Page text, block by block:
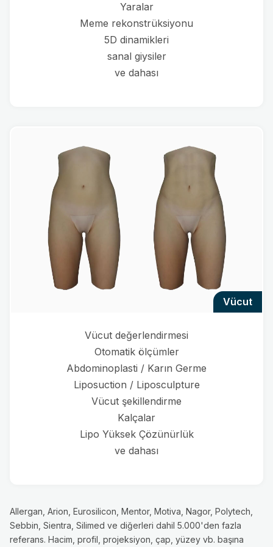
Yaralar
Meme rekonstrüksiyonu
5D dinamikleri
sanal giysiler
ve dahası
vücut
Vücut değerlendirmesi
Otomatik ölçümler
Abdominoplasti / Karın Germe
Liposuction / Liposculpture
Vücut şekillendirme
Kalçalar
Lipo Yüksek Çözünürlük
ve dahası
Allergan, Arion, Eurosilicon, Mentor, Motiva, Nagor, Polytech,
Sebbin, Sientra, Silimed ve diğerleri dahil 5.000'den fazla
referans. Hacim, profil, projeksiyon, çap, yüzey vb. başına